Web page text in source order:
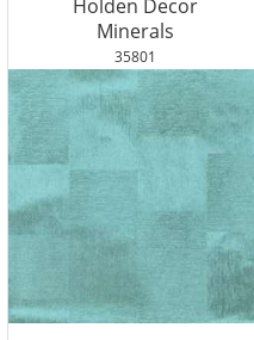
Holden Decor
Minerals
35801